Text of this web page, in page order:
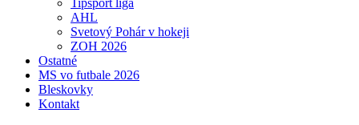
Tipsport liga
AHL
Svetový Pohár v hokeji
ZOH 2026
Ostatné
MS vo futbale 2026
Bleskovky
Kontakt